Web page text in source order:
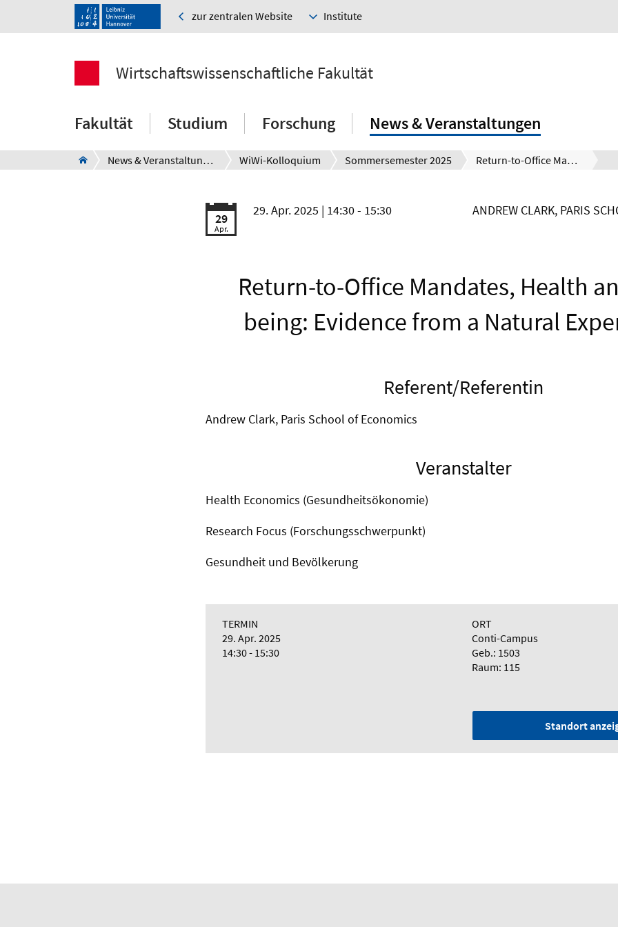
zur zentralen Website Institute
Wirtschaftswissenschaftliche Fakultät
Fakultät Studium Forschung News & Veranstaltungen
News & Veranstaltungen WiWi-Kolloquium Sommersemester 2025 Return-to-Office Mandates, Health and Well-being: Evidence from a Natural Experiment
29
Apr.
29. Apr. 2025 | 14:30 - 15:30 ANDREW CLARK, PARIS
Return-to-Office Mandates, Health
being: Evidence from a Natural
Referent/Referentin
Andrew Clark, Paris School of Economics
Veranstalter
Health Economics (Gesundheitsökonomie)
Research Focus (Forschungsschwerpunkt)
Gesundheit und Bevölkerung
TERMIN
29. Apr. 2025
14:30 - 15:30
ORT
Conti-Campus
Geb.: 1503
Raum: 115
Standort